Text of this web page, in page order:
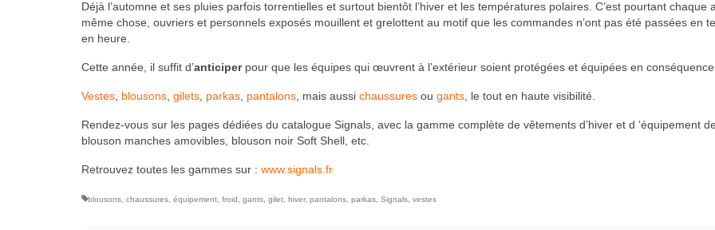
Déjà l’automne et ses pluies parfois torrentielles et surtout bientôt l’hiver et les températures polaires. C’est pourtant chaque
même chose, ouvriers et personnels exposés mouillent et grelottent au motif que les commandes n’ont pas été passées en
en heure.
Cette année, il suffit d’anticiperpour que les équipes qui œuvrent à l’extérieur soient protégées et équipées en conséquence.
Vestes blousons gilets parkas pantalons , mais aussi chaussures ou gants , le tout en haute visibilité.
Rendez-vous sur les pages dédiées du catalogue Signals, avec la gamme complète de vêtements d’hiver et d ‘équipement
blouson manches amovibles, blouson noir Soft Shell, etc.
Retrouvez toutes les gammes sur : www.signals.fr
blousons chaussures équipement froid gants gilet hiver, pantalons parkas Signals vestes